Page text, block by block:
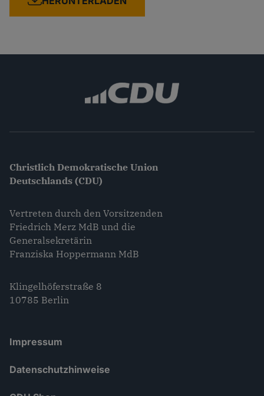
Christlich Demokratische Union
Deutschlands (CDU)
Vertreten durch den Vorsitzenden
Friedrich Merz MdB und die
Generalsekretärin
Franziska Hoppermann MdB
Klingelhöferstraße 8
10785 Berlin
Impressum
Datenschutzhinweise